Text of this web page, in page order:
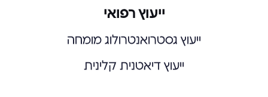
ייעוץ רפואי
ייעוץ גסטרואנטרולוג מומחה
ייעוץ דיאטנית קלינית